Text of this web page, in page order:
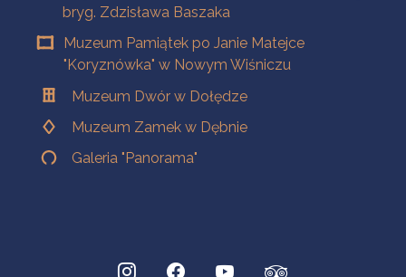
bryg. Zdzisława Baszaka
Muzeum Pamiątek po Janie Matejce
"Koryznówka" w Nowym Wiśniczu
Muzeum Dwór w Dołędze
Muzeum Zamek w Dębnie
Galeria "Panorama"